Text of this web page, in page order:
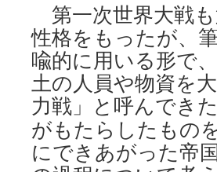
第一次世界大戦
性格をもったが、
喩的に用いる形で
土の人員や物資を
力戦」と呼んできた
がもたらしたもの
にできあがった帝